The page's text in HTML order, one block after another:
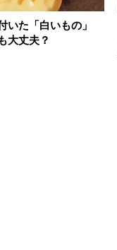
いた「白いもの」
丈夫？